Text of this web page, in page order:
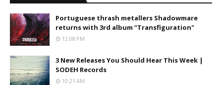
Portuguese thrash metallers Shadowmare
returns with 3rd album “Transfiguration"
12:08 PM
3 New Releases You Should Hear This Week |
SODEH Records
10:21 AM